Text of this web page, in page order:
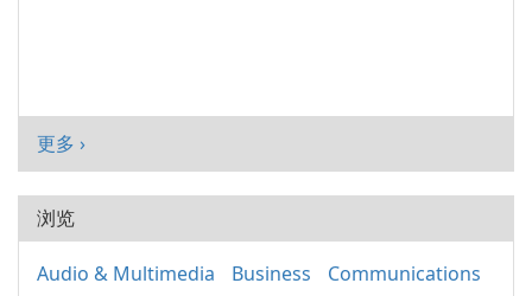
更多 ›
浏览
Audio & Multimedia Business
Communications